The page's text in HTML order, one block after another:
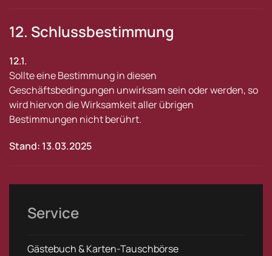
12. Schlussbestimmung
12.1.
Sollte eine Bestimmung in diesen
Geschäftsbedingungen unwirksam sein oder werden, so
wird hiervon die Wirksamkeit aller übrigen
Bestimmungen nicht berührt.
Stand: 13.03.2025
Service
Gästebuch & Karten-Tauschbörse